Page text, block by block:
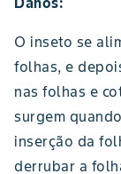
O inseto se
folhas, e
nas folhas e
surgem
inserção da
derrubar a